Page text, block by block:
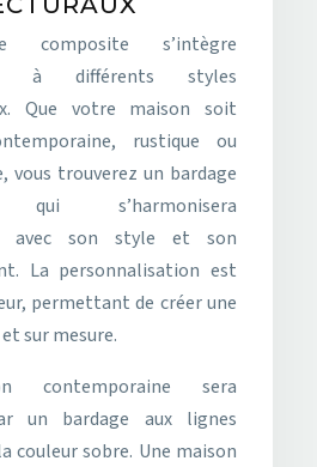
composite s’intègre
à différents styles
Que votre maison soit
rustique ou
vous trouverez un bardage
qui s’harmonisera
avec son style et son
La personnalisation est
permettant de créer une
sur mesure.
contemporaine sera
un bardage aux lignes
couleur sobre. Une maison